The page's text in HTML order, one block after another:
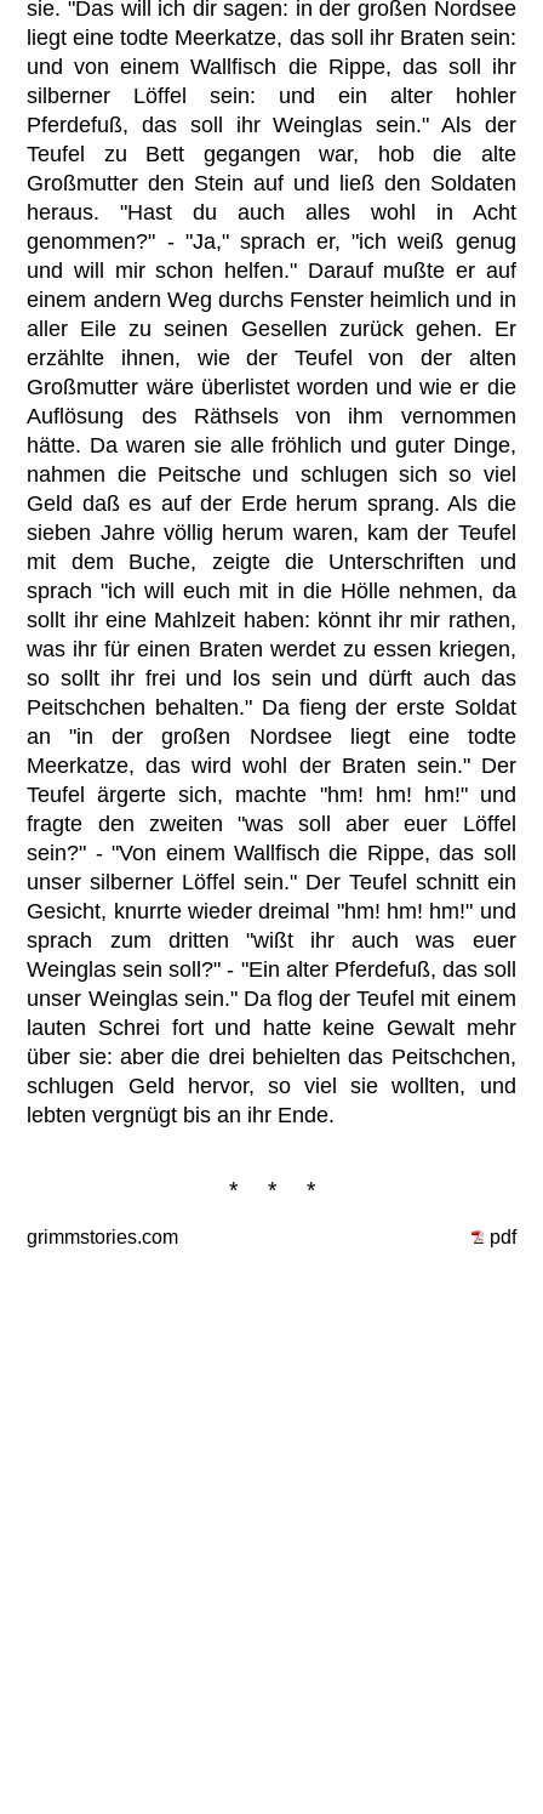
sie. "Das will ich dir sagen: in der großen Nordsee
liegt eine todte Meerkatze, das soll ihr Braten sein:
und von einem Wallfisch die Rippe, das soll ihr
silberner Löffel sein: und ein alter hohler
Pferdefuß, das soll ihr Weinglas sein." Als der
Teufel zu Bett gegangen war, hob die alte
Großmutter den Stein auf und ließ den Soldaten
heraus. "Hast du auch alles wohl in Acht
genommen?" - "Ja," sprach er, "ich weiß genug
und will mir schon helfen." Darauf mußte er auf
einem andern Weg durchs Fenster heimlich und in
aller Eile zu seinen Gesellen zurück gehen. Er
erzählte ihnen, wie der Teufel von der alten
Großmutter wäre überlistet worden und wie er die
Auflösung des Räthsels von ihm vernommen
hätte. Da waren sie alle fröhlich und guter Dinge,
nahmen die Peitsche und schlugen sich so viel
Geld daß es auf der Erde herum sprang. Als die
sieben Jahre völlig herum waren, kam der Teufel
mit dem Buche, zeigte die Unterschriften und
sprach "ich will euch mit in die Hölle nehmen, da
sollt ihr eine Mahlzeit haben: könnt ihr mir rathen,
was ihr für einen Braten werdet zu essen kriegen,
so sollt ihr frei und los sein und dürft auch das
Peitschchen behalten." Da fieng der erste Soldat
an "in der großen Nordsee liegt eine todte
Meerkatze, das wird wohl der Braten sein." Der
Teufel ärgerte sich, machte "hm! hm! hm!" und
fragte den zweiten "was soll aber euer Löffel
sein?" - "Von einem Wallfisch die Rippe, das soll
unser silberner Löffel sein." Der Teufel schnitt ein
Gesicht, knurrte wieder dreimal "hm! hm! hm!" und
sprach zum dritten "wißt ihr auch was euer
Weinglas sein soll?" - "Ein alter Pferdefuß, das soll
unser Weinglas sein." Da flog der Teufel mit einem
lauten Schrei fort und hatte keine Gewalt mehr
über sie: aber die drei behielten das Peitschchen,
schlugen Geld hervor, so viel sie wollten, und
lebten vergnügt bis an ihr Ende.
* * *
grimmstories.com pdf